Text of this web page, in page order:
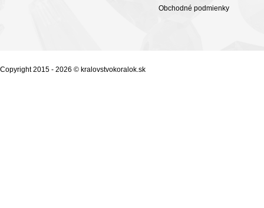
Obchodné podmienky
Copyright 2015 - 2026 © kralovstvokoralok.sk